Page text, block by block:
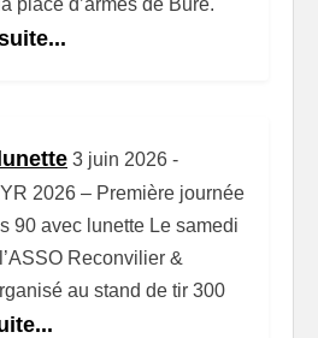
3 juin 2026 -
2026 – Première journée
90 avec lunette Le samedi
Reconvilier &
au stand de tir 300